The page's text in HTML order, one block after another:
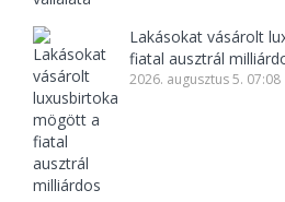
Lakásokat vásárolt
fiatal ausztrál
2026. augusztus 5. 07:08